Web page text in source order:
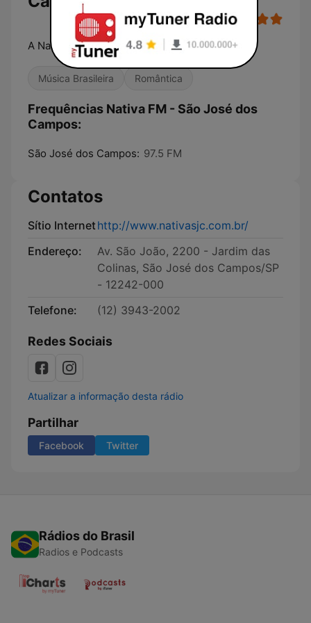
A Nativa é tudo e muito mais
Música Brasileira Romântica
Frequências Nativa FM - São José dos
Campos:
São José dos Campos: 97.5 FM
Contatos
Sítio Internethttp://www.nativasjc.com.br/
Endereço:
Av. São João, 2200 - Jardim das
Colinas, São José dos Campos/SP
- 12242-000
Telefone:
(12) 3943-2002
Redes Sociais
Atualizar a informação desta rádio
Partilhar
Facebook Twitter
Rádios do Brasil
Radios e Podcasts